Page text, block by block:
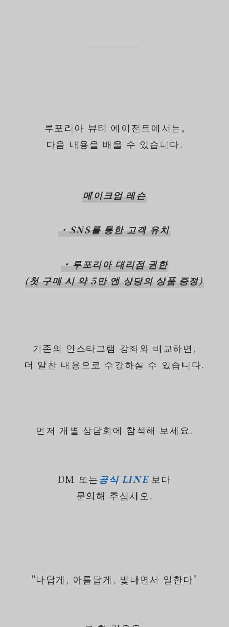
루포리아 뷰티 에이전트에서는,
다음 내용을 배울 수 있습니다.
메이크업 레슨
・SNS를 통한 고객 유치
・루포리아 대리점 권한
(첫 구매 시 약 5만 엔 상당의 상품 증정)
기존의 인스타그램 강좌와 비교하면,
더 알찬 내용으로 수강하실 수 있습니다.
먼저 개별 상담회에 참석해 보세요.
DM 또는공식 LINE 보다
문의해 주십시오.
"나답게, 아름답게, 빛나면서 일한다"